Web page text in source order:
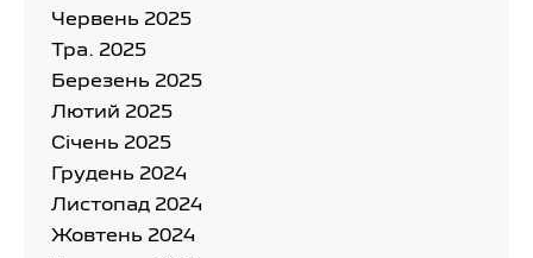
Червень 2025
Тра. 2025
Березень 2025
Лютий 2025
Cічень 2025
Грудень 2024
Листопад 2024
Жовтень 2024